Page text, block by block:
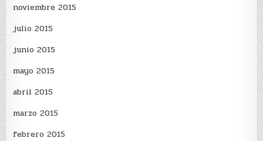
noviembre 2015
julio 2015
junio 2015
mayo 2015
abril 2015
marzo 2015
febrero 2015